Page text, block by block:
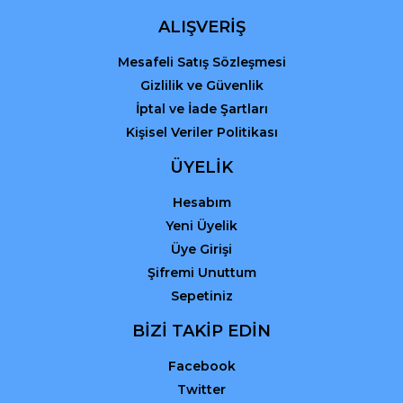
ALIŞVERİŞ
Mesafeli Satış Sözleşmesi
Gizlilik ve Güvenlik
İptal ve İade Şartları
Kişisel Veriler Politikası
ÜYELİK
Hesabım
Yeni Üyelik
Üye Girişi
Şifremi Unuttum
Sepetiniz
BİZİ TAKİP EDİN
Facebook
Twitter